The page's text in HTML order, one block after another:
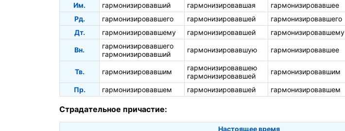
Им.
гармонизировавший гармонизировавшая гармонизировавшее
Рд.
гармонизировавшего гармонизировавшей гармонизировавшего
Дт.
гармонизировавшему гармонизировавшей гармонизировавшему
Вн.
гармонизировавшего
гармонизировавший
гармонизировавшую гармонизировавшее
Тв. гармонизировавшим
гармонизировавшею
гармонизировавшей
гармонизировавшим
Пр. гармонизировавшем гармонизировавшей гармонизировавшем
Страдательное причастие:
Настоящее время